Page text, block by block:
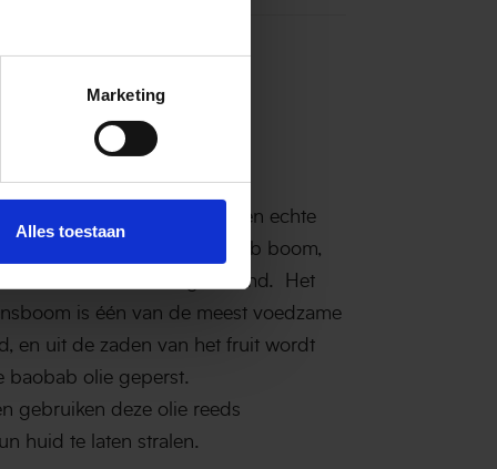
Marketing
Alles toestaan
Digitata Seed Oil) is een echte
van de imposante baobab boom,
of 'Arbre a Palabre' genoemd. Het
is één van de meest voedzame
en uit de zaden van het fruit wordt
baobab olie geperst.
gebruiken deze olie reeds
huid te laten stralen.